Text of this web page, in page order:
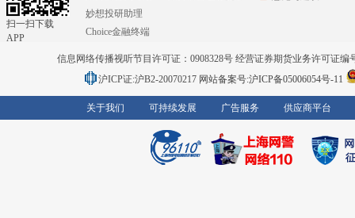
扫一扫下载
APP
妙想投研助理
Choice金融终端
信息网络传播视听节目许可证：0908328号 经营证券期货业务许可证编
沪ICP证:沪B2-20070217 网站备案号:沪ICP备05006054号-11
关于我们 可持续发展 广告服务 供应商平台